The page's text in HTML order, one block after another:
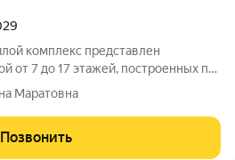
комплекс представлен
от 7 до 17 этажей, построенных по
Архитектурную концепцию
Сергея Цыцина АМЦ-Проект. Фасады
по
Маратовна
Позвонить